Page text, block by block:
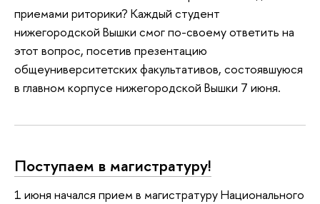
приемами риторики? Каждый студент
нижегородской Вышки смог по-своему ответить на
этот вопрос, посетив презентацию
общеуниверситетских факультативов, состоявшуюся
в главном корпусе нижегородской Вышки 7 июня.
Поступаем в магистратуру!
1 июня начался прием в магистратуру Национального